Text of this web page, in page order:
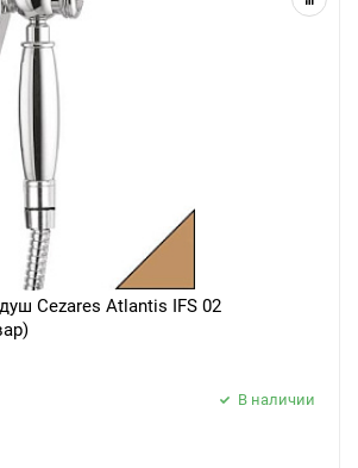
Cezares Atlantis IFS 02
В наличии